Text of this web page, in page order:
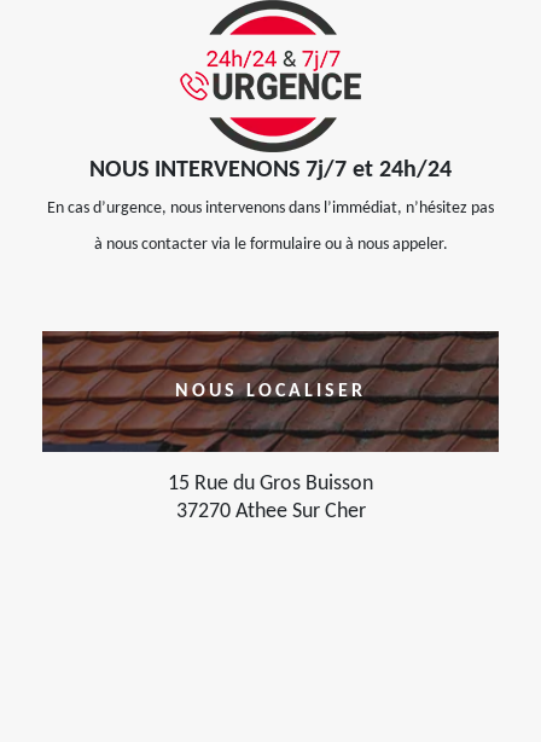
NOUS INTERVENONS 7j/7 et 24h/24
En cas d’urgence, nous intervenons dans l’immédiat, n’hésitez pas
à nous contacter via le formulaire ou à nous appeler.
NOUS LOCALISER
15 Rue du Gros Buisson
37270 Athee Sur Cher